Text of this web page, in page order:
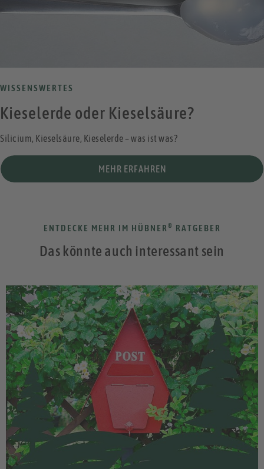
WISSENSWERTES
Kieselerde oder Kieselsäure?
Silicium, Kieselsäure, Kieselerde – was ist was?
MEHR ERFAHREN
ENTDECKE MEHR IM HÜBNER ® RATGEBER
Das könnte auch interessant sein